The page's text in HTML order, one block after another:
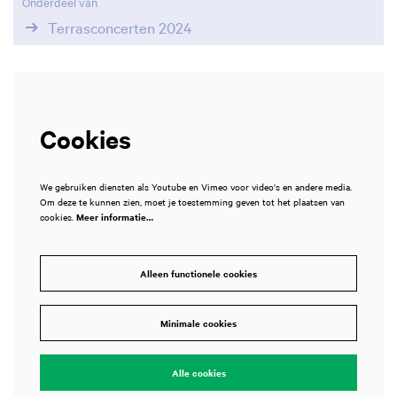
Terrasconcerten 2024
Cookies
We gebruiken diensten als Youtube en Vimeo voor video's en andere media.
Om deze te kunnen zien, moet je toestemming geven tot het plaatsen van
cookies. Meer informatie…
Alleen functionele cookies
Minimale cookies
Alle cookies